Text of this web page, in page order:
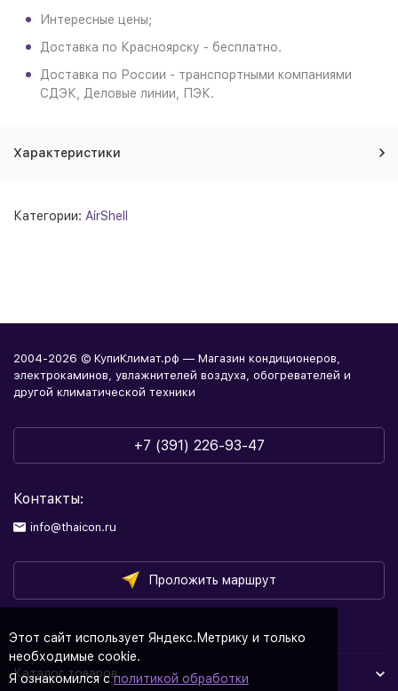
Этот сайт использует Яндекс.Метрику и только
необходимые cookie.
Я ознакомился сполитикой обработки
Интересные цены;
Доставка по Красноярску - бесплатно.
Доставка по России - транспортными компаниями
СДЭК, Деловые линии, ПЭК.
Характеристики
Категории: AirShell
2004-2026 © КупиКлимат.рф — Магазин кондиционеров,
электрокаминов, увлажнителей воздуха, обогревателей и
другой климатической техники
+7 (391) 226-93-47
Контакты:
info@thaicon.ru
Проложить маршрут
Каталог товаров